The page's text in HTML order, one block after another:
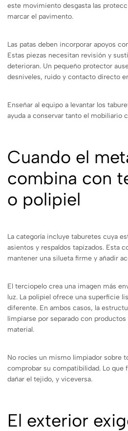
este movimiento desgasta las
marcar el pavimento.
Las patas deben incorporar apoyos
Estas piezas necesitan revisión y
deterioran. Un pequeño protector
desniveles, ruido y contacto directo
Enseñar al equipo a levantar los
ayuda a conservar tanto el mobiliario
Cuando el
combina con
o polipiel
La categoría incluye taburetes cuya
asientos y respaldos tapizados. Esta
mantener una silueta firme y añadir
El terciopelo crea una imagen más
luz. La polipiel ofrece una superficie
diferente. En ambos casos, la
limpiarse por separado con productos
material.
No rocíes un mismo limpiador sobre
comprobar su compatibilidad. Lo que
dañar el tejido, y viceversa.
El exterior